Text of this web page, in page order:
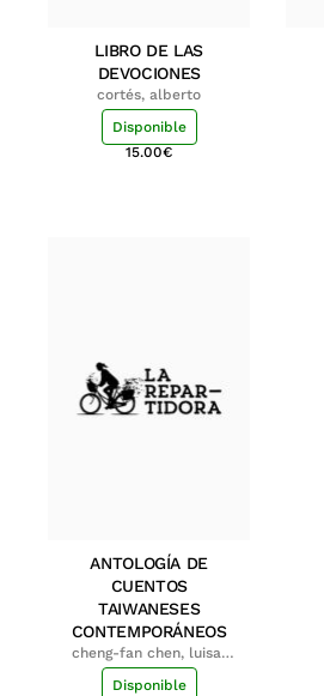
LIBRO DE LAS
DEVOCIONES
cortés, alberto
Disponible
15.00€
ANTOLOGÍA DE
CUENTOS
TAIWANESES
CONTEMPORÁNEOS
cheng-fan chen, luisa;
shu-ying chang, luisa
Disponible